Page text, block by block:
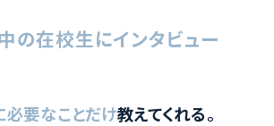
の在校生にインタビュー
必要なことだけ教えてくれる。